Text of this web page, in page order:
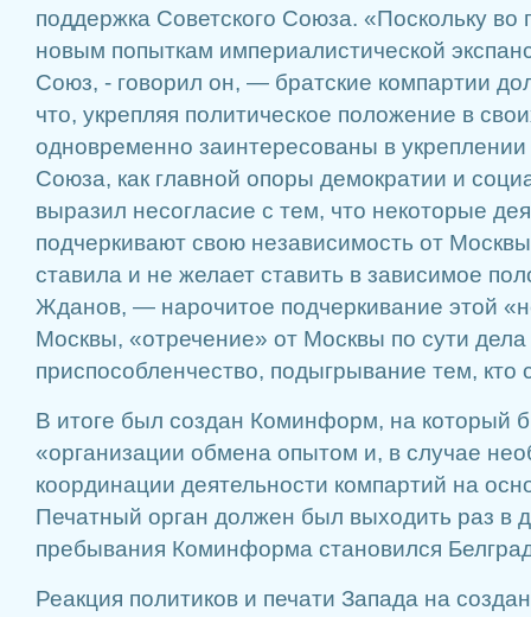
поддержка Советского Союза. «Поскольку во
новым попыткам империалистической
Союз, - говорил он, — братские компартии
что, укрепляя политическое положение в
одновременно заинтересованы в
Союза, как главной опоры демократии и
выразил несогласие с тем, что некоторые
подчеркивают свою независимость от
ставила и не желает ставить в зависимое
Жданов, — нарочитое подчеркивание этой
Москвы, «отречение» от Москвы по сути дела
приспособленчество, подыгрывание тем, кто
В итоге был создан Коминформ, на который
«организации обмена опытом и, в случае
координации деятельности компартий на
Печатный орган должен был выходить раз в
пребывания Коминформа становился
Реакция политиков и печати Запада на